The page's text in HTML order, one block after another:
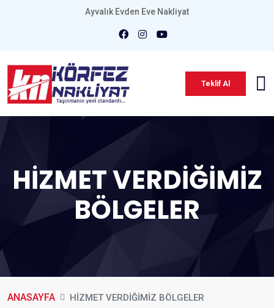
Ayvalık Evden Eve Nakliyat
Teklif Al
HİZMET VERDİĞİMİZ
BÖLGELER
ANASAYFA HİZMET VERDİĞİMİZ BÖLGELER